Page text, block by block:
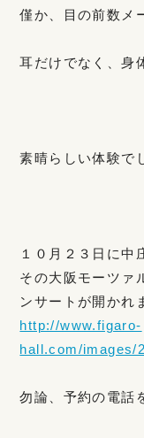
僅か、目の前数メ
耳だけでなく、身
素晴らしい体験で
１０月２３日に中
その大阪モーツァ
ンサートが開かれ
http://www.figaro-
hall.com/images/
勿論、予約の電話